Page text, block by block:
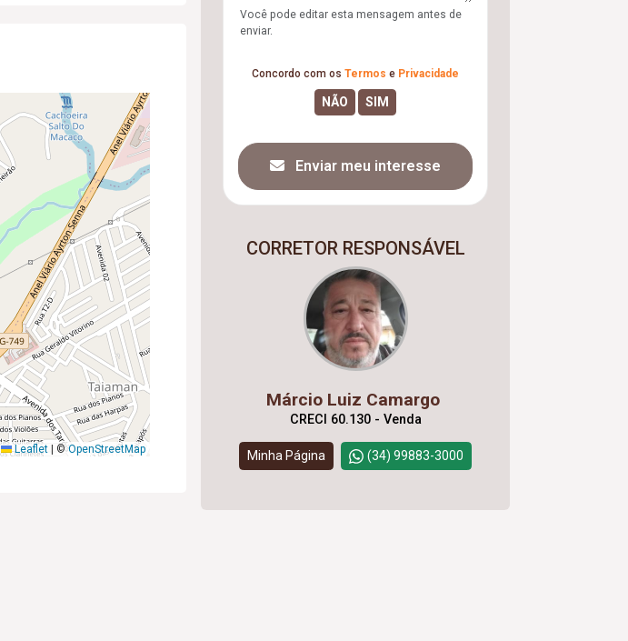
Leaflet ©OpenStreetMap
Você pode editar esta mensagem antes de
enviar.
Concordo com os Termos e Privacidade
Enviar meu interesse
CORRETOR RESPONSÁVEL
Márcio Luiz Camargo
CRECI 60.130 - Venda
Minha Página (34) 99883-3000